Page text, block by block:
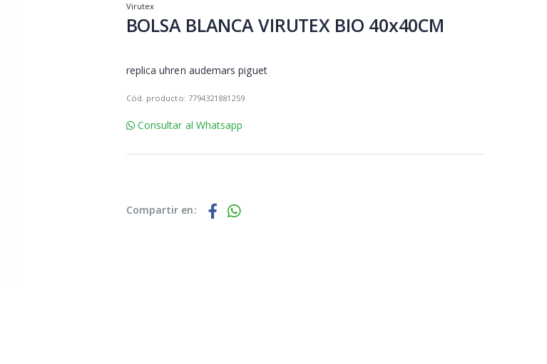
Virutex
BOLSA BLANCA VIRUTEX BIO 40x40CM
replica uhren audemars piguet
Cód. producto: 7794321881259
Consultar al Whatsapp
Compartir en: